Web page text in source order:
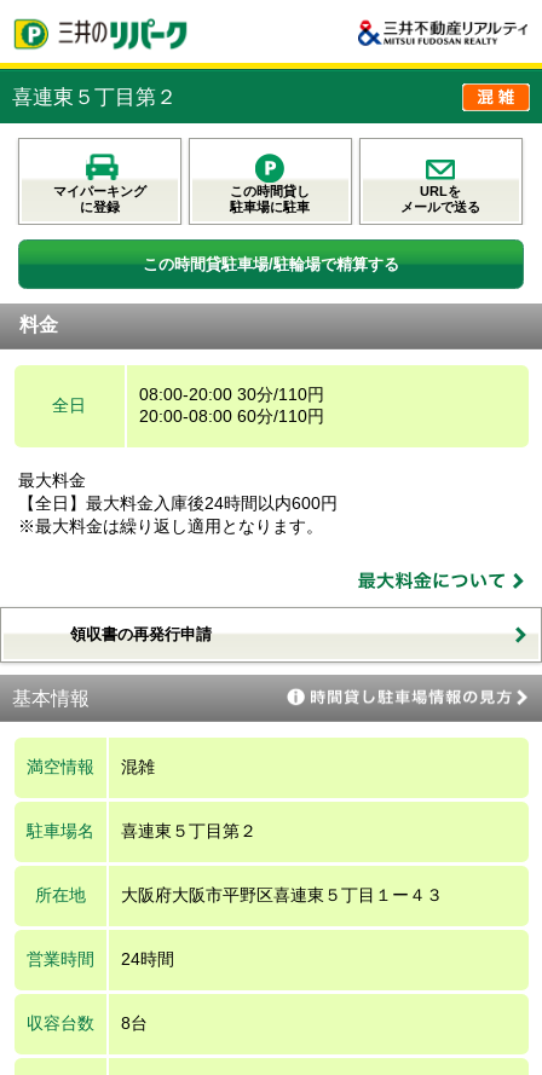
喜連東５丁目第２
マイパーキング
に登録
この時間貸し
駐車場に駐車
URLを
メールで送る
この時間貸駐車場/駐輪場で精算する
料金
全日
08:00-20:00 30分/110円
20:00-08:00 60分/110円
最大料金
【全日】最大料金入庫後24時間以内600円
※最大料金は繰り返し適用となります。
領収書の再発行申請
基本情報
満空情報 混雑
駐車場名 喜連東５丁目第２
所在地 大阪府大阪市平野区喜連東５丁目１ー４３
営業時間 24時間
収容台数 8台